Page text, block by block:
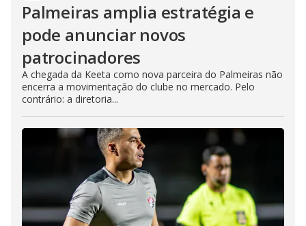
Palmeiras amplia estratégia e
pode anunciar novos
patrocinadores
A chegada da Keeta como nova parceira do Palmeiras não
encerra a movimentação do clube no mercado. Pelo
contrário: a diretoria...